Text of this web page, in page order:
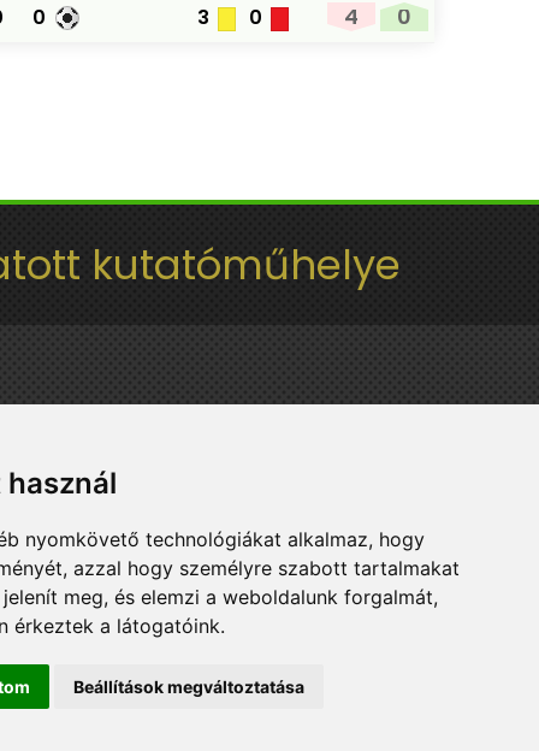
nyomkövető technológiákat alkalmaz, hogy
azzal hogy személyre szabott tartalmakat
meg, és elemzi a weboldalunk forgalmát,
érkeztek a látogatóink.
Beállítások megváltoztatása
0 3 0 4 0
kutatóműhelye
a